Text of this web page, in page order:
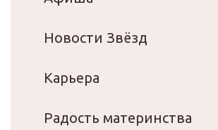
Новости Звёзд
Карьера
Радость материнства